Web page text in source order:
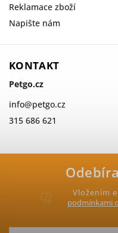
Vložením
podmínkami
Reklamace zboží
Napište nám
KONTAKT
Petgo.cz
info@petgo.cz
315 686 621